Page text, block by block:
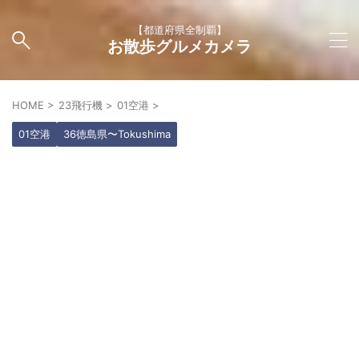
【都道府県全制覇】
お散歩グルメカメラ
HOME > 23飛行機 > 01空港 >
01空港 36徳島県〜Tokushima